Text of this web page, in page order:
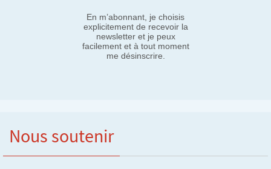
En m’abonnant, je choisis
explicitement de recevoir la
newsletter et je peux
facilement et à tout moment
me désinscrire.
Nous soutenir